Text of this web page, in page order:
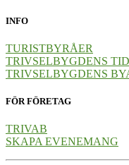
INFO
TURISTBYRÅER
TRIVSELBYGDENS
TRIVSELBYGDENS
FÖR FÖRETAG
TRIVAB
SKAPA EVENEMANG